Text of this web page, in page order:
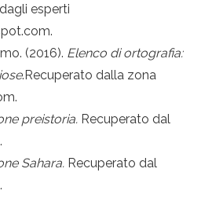
esperti
(2016). Elenco di ortografia:
.Recuperato dalla zona
preistoria. Recuperato dal
Sahara. Recuperato dal